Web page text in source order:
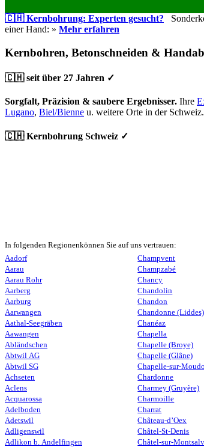
🇨🇭 Kernbohrung: Experten gesucht?
einer Hand: » Mehr erfahren
Kernbohren, Betonschneiden &
🇨🇭 seit über 27 Jahren ✓
Sorgfalt, Präzision & saubere Ergebnisser. Ihre
Lugano, Biel/Bienne u. weitere Orte in der Schweiz.
🇨🇭 Kernbohrung Schweiz ✓
In folgenden Regionenkönnen Sie auf uns vertrauen:
Aadorf
Aarau
Aarau Rohr
Aarberg
Aarburg
Aarwangen
Aathal-Seegräben
Aawangen
Abländschen
Abtwil AG
Abtwil SG
Achseten
Aclens
Acquarossa
Adelboden
Adetswil
Adligenswil
Adlikon b. Andelfingen
Champvent
Champzabé
Chancy
Chandolin
Chandon
Chandonne (Liddes)
Chanéaz
Chapella
Chapelle (Broye)
Chapelle (Glâne)
Chapelle-sur-
Chardonne
Charmey (Gruyère)
Charmoille
Charrat
Château-d’Oex
Châtel-St-Denis
Châtel-sur-